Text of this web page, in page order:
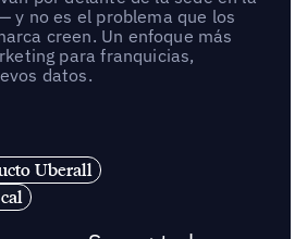
y no es el problema que los
creen. Un enfoque más
para franquicias,
datos.
Uberall